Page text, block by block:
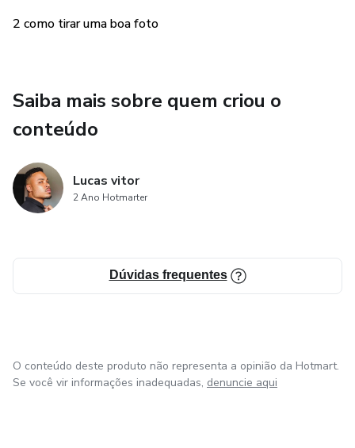
2 como tirar uma boa foto
Saiba mais sobre quem criou o
conteúdo
Lucas vitor
2 Ano Hotmarter
Dúvidas frequentes
O conteúdo deste produto não representa a opinião da Hotmart.
Se você vir informações inadequadas, denuncie aqui